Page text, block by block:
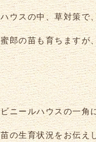
ハウスの中、草対策で
蜜郎の苗も育ちますが
ビニールハウスの一角
苗の生育状況をお伝え